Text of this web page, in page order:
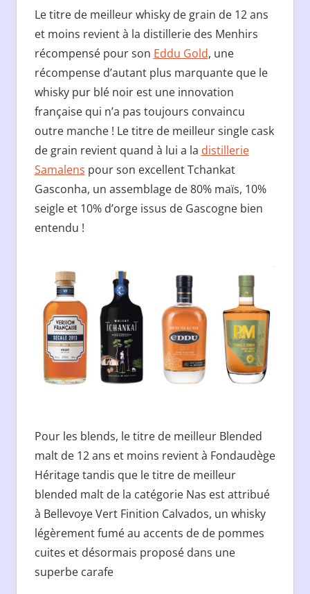
Le titre de meilleur whisky de grain de 12 ans
et moins revient à la distillerie des Menhirs
récompensé pour son Eddu Gold, une
récompense d’autant plus marquante que le
whisky pur blé noir est une innovation
française qui n’a pas toujours convaincu
outre manche ! Le titre de meilleur single cask
de grain revient quand à lui a la distillerie
Samalens pour son excellent Tchankat
Gasconha, un assemblage de 80% maïs, 10%
seigle et 10% d’orge issus de Gascogne bien
entendu !
Pour les blends, le titre de meilleur Blended
malt de 12 ans et moins revient à Fondaudège
Héritage tandis que le titre de meilleur
blended malt de la catégorie Nas est attribué
à Bellevoye Vert Finition Calvados, un whisky
légèrement fumé au accents de de pommes
cuites et désormais proposé dans une
superbe carafe